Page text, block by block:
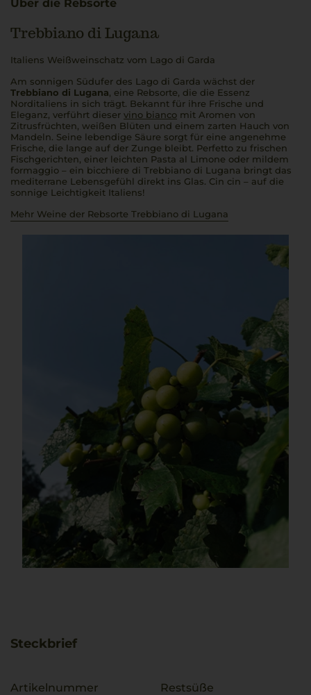
Über die Rebsorte
Trebbiano di Lugana
Italiens Weißweinschatz vom Lago di Garda
Am sonnigen Südufer des Lago di Garda wächst der
Trebbiano di Lugana, eine Rebsorte, die die Essenz
Norditaliens in sich trägt. Bekannt für ihre Frische und
Eleganz, verführt dieser vino bianco mit Aromen von
Zitrusfrüchten, weißen Blüten und einem zarten Hauch von
Mandeln. Seine lebendige Säure sorgt für eine angenehme
Frische, die lange auf der Zunge bleibt. Perfetto zu frischen
Fischgerichten, einer leichten Pasta al Limone oder mildem
formaggio – ein bicchiere di Trebbiano di Lugana bringt das
mediterrane Lebensgefühl direkt ins Glas. Cin cin – auf die
sonnige Leichtigkeit Italiens!
Mehr Weine der Rebsorte Trebbiano di Lugana
Steckbrief
Artikelnummer
Restsüße